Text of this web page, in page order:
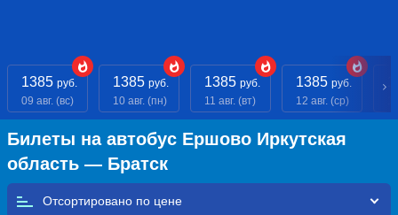
1385 руб.
09 авг. (вс)
1385 руб.
10 авг. (пн)
1385 руб.
11 авг. (вт)
1385 руб.
12 авг. (ср)
Билеты на автобус Ершово Иркутская
область — Братск
Отсортировано по